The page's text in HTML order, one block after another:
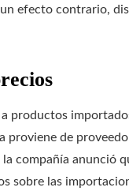
efecto contrario,
productos
proviene de
compañía anunció
sobre las